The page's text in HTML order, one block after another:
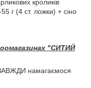
кроликів
г (4 ст. ложки) + сіно
"СИТИЙ
намагаємося